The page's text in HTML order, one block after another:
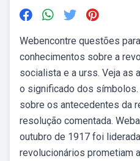
Webencontre questões
conhecimentos sobre a
socialista e a urss. Veja as
o significado dos
sobre os antecedentes da
resolução comentada.
outubro de 1917 foi
revolucionários prometiam